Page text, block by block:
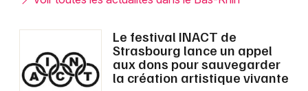
Le festival INACT de
Strasbourg lance un appel
aux dons pour sauvegarder
la création artistique vivante